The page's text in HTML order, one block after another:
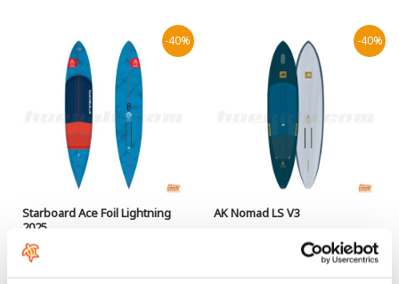
-40%
Starboard Ace Foil Lightning
2025
Desde:
€1229
-40%
AK Nomad LS V3